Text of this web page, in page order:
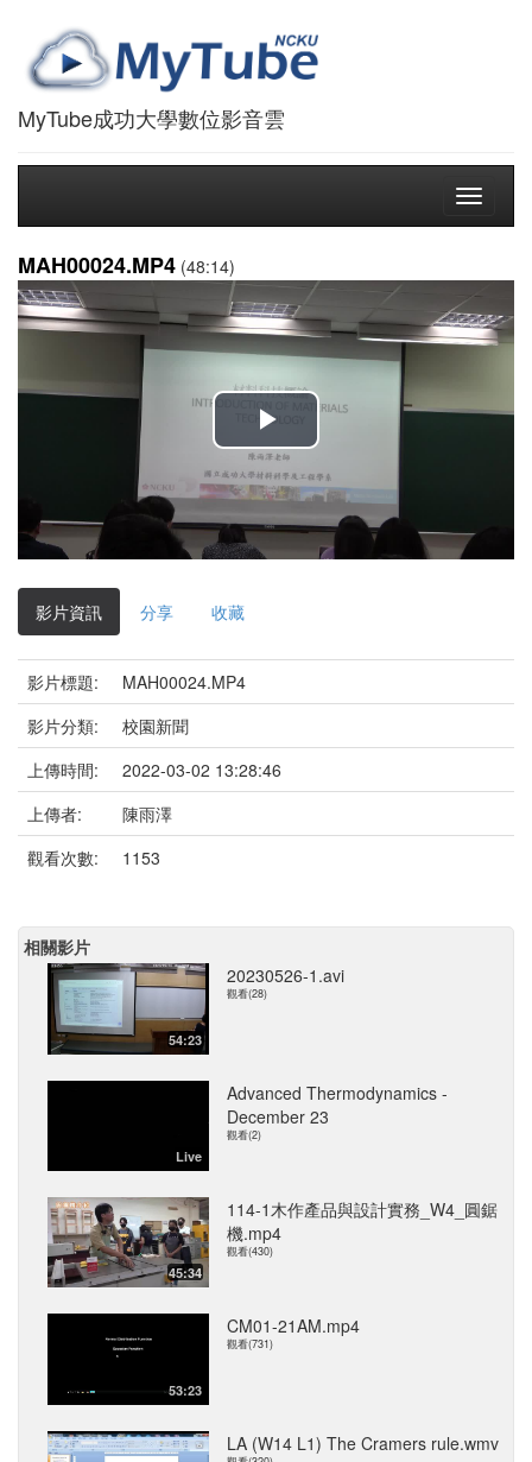
MyTube成功大學數位影音雲
Toggle
MAH00024.MP4 (48:14)
播
放
影
影片資訊 分享 收藏
影片標題:
MAH00024.MP4
影片分類:
校園新聞
上傳時間:
2022-03-02 13:28:46
上傳者:
陳雨澤
觀看次數:
1153
相關影片
54:23
20230526-1.avi
觀看(28)
Live
Advanced Thermodynamics -
December 23
觀看(2)
45:34
114-1木作產品與設計實務_W4_圓鋸
機.mp4
觀看(430)
53:23
CM01-21AM.mp4
觀看(731)
LA (W14 L1) The Cramers rule.wmv